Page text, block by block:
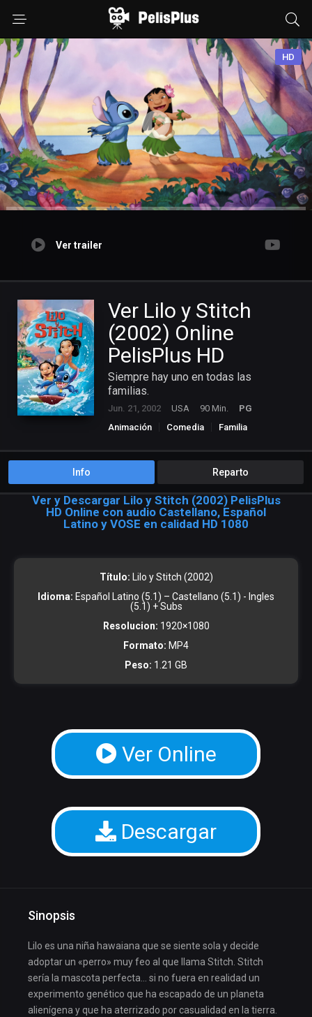
HD
Ver trailer
Ver Lilo y Stitch
(2002) Online
PelisPlus HD
Siempre hay uno en todas las
familias.
Jun. 21, 2002 USA 90 Min.
PG
Animación
Comedia Familia
Info Reparto
Ver y Descargar Lilo y Stitch (2002) PelisPlus
HD Online con audio Castellano, Español
Latino y VOSE en calidad HD 1080
Título: Lilo y Stitch (2002)
Idioma: Español Latino (5.1) – Castellano (5.1) - Ingles
(5.1) + Subs
Resolucion: 1920×1080
Formato: MP4
Peso: 1.21 GB
Ver Online
Descargar
Sinopsis
Lilo es una niña hawaiana que se siente sola y decide
adoptar un «perro» muy feo al que llama Stitch. Stitch
sería la mascota perfecta… si no fuera en realidad un
experimento genético que ha escapado de un planeta
alienígena y que ha aterrizado por casualidad en la tierra.